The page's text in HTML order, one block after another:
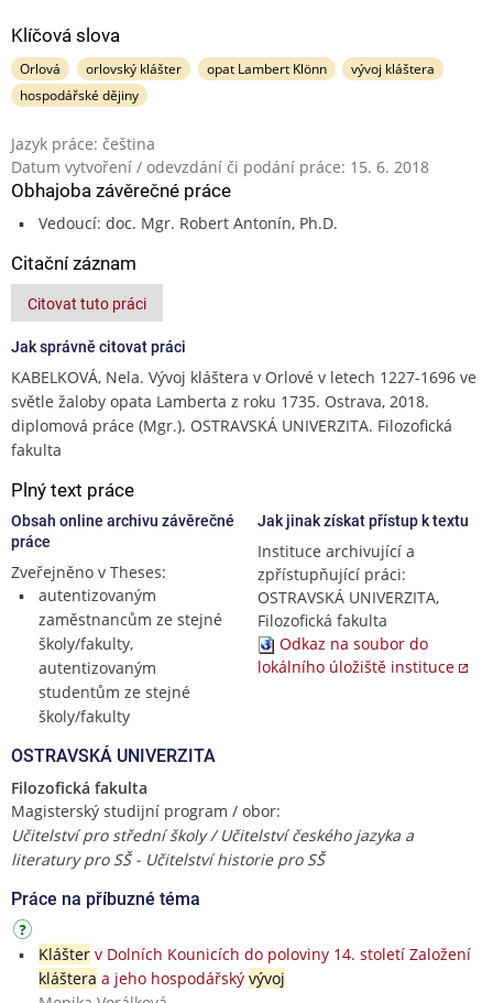
Klíčová slova
Orlová orlovský klášter opat Lambert Klönn
vývoj kláštera
hospodářské dějiny
Jazyk práce: čeština
Datum vytvoření / odevzdání či podání práce: 15. 6. 2018
Obhajoba závěrečné práce
Vedoucí: doc. Mgr. Robert Antonín, Ph.D.
Citační záznam
Citovat tuto práci
Jak správně citovat práci
KABELKOVÁ, Nela. Vývoj kláštera v Orlové v letech 1227-1696 ve
světle žaloby opata Lamberta z roku 1735. Ostrava, 2018.
diplomová práce (Mgr.). OSTRAVSKÁ UNIVERZITA. Filozofická
fakulta
Plný text práce
Obsah online archivu závěrečné
práce
Zveřejněno v Theses:
autentizovaným
zaměstnancům ze stejné
školy/fakulty,
autentizovaným
studentům ze stejné
školy/fakulty
Jak jinak získat přístup k textu
Instituce archivující a
zpřístupňující práci:
OSTRAVSKÁ UNIVERZITA,
Filozofická fakulta
Odkaz na soubor do
lokálního úložiště instituce
OSTRAVSKÁ UNIVERZITA
Filozofická fakulta
Magisterský studijní program / obor:
Učitelství pro střední školy / Učitelství českého jazyka a
literatury pro SŠ - Učitelství historie pro SŠ
Práce na příbuzné téma
Klášterv Dolních Kounicích do poloviny 14. století Založení
kláštera a jeho hospodářský vývoj